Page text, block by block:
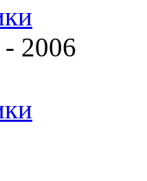
2006